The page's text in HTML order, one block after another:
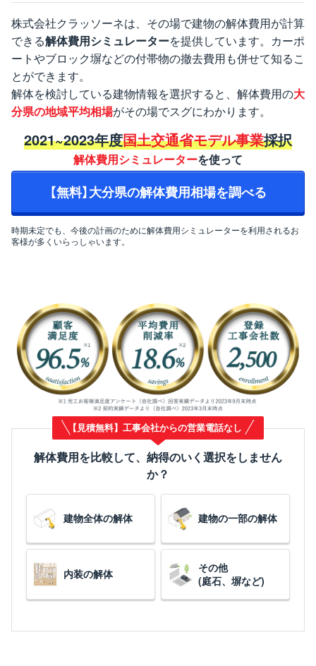
株式会社クラッソーネは、その場で建物の解体費用が計算
できる解体費用シミュレーターを提供しています。カーポ
ートやブロック塀などの付帯物の撤去費用も併せて知るこ
とができます。
解体を検討している建物情報を選択すると、解体費用の大
分県の地域平均相場がその場でスグにわかります。
2021~2023年度国土交通省モデル事業採択
解体費用シミュレーターを使って
【無料】大分県の解体費用相場を調べる
時期未定でも、今後の計画のために解体費用シミュレーターを利用されるお
客様が多くいらっしゃいます。
【見積無料】工事会社からの営業電話なし
解体費用を比較して、納得のいく選択をしません
か？
建物全体の解体 建物の一部の解体
内装の解体
その他
(庭石、塀など)